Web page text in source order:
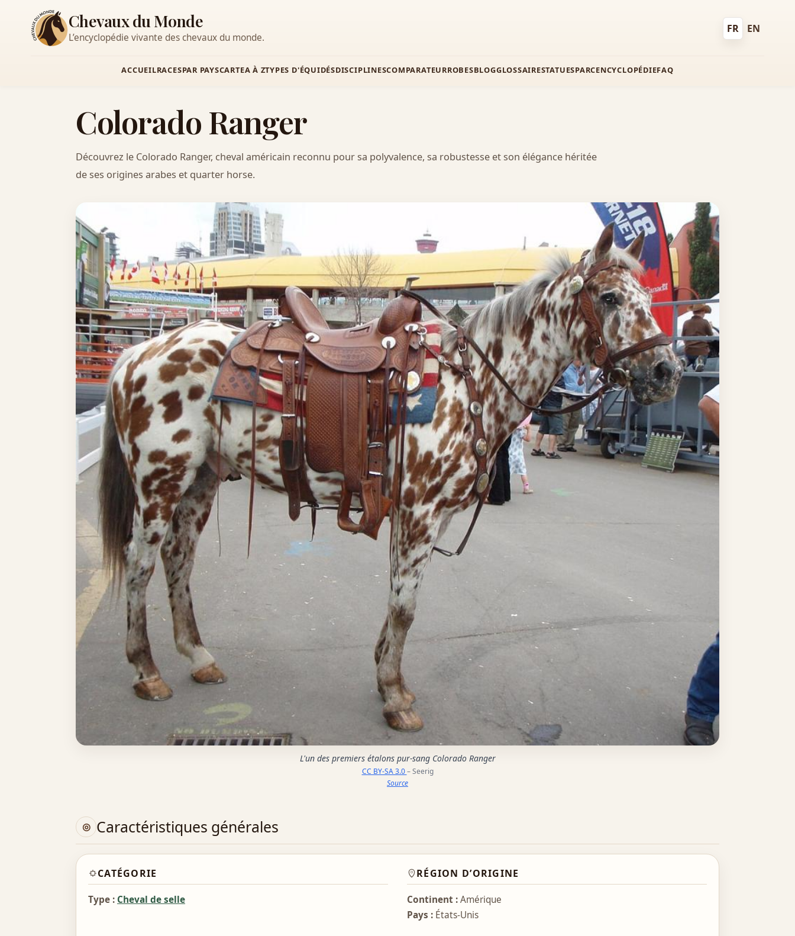
Chevaux du Monde
L’encyclopédie vivante des chevaux du monde.
FR
Français
EN
English
ACCUEILRACESPAR PAYSCARTEA À ZTYPES D'ÉQUIDÉSDISCIPLINESCOMPARATEURROBESBLOGGLOSSAIRESTATUESPARCENCYCLOPÉDIEFAQ
Colorado Ranger
Découvrez le Colorado Ranger, cheval américain reconnu pour sa polyvalence, sa robustesse et son élégance héritée
de ses origines arabes et quarter horse.
L'un des premiers étalons pur-sang Colorado Ranger
CC BY-SA 3.0– Seerig
Source
Caractéristiques générales
CATÉGORIE
Type : Cheval de selle
RÉGION D’ORIGINE
Continent :Amérique
Pays : États-Unis